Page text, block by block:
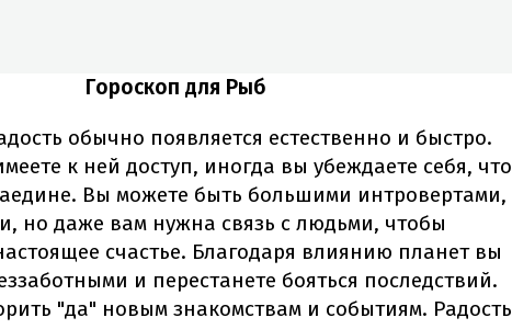
Гороскоп для Рыб
обычно появляется естественно и быстро.
к ней доступ, иногда вы убеждаете себя, что
Вы можете быть большими интровертами,
но даже вам нужна связь с людьми, чтобы
счастье. Благодаря влиянию планет вы
и перестанете бояться последствий.
"да" новым знакомствам и событиям. Радость